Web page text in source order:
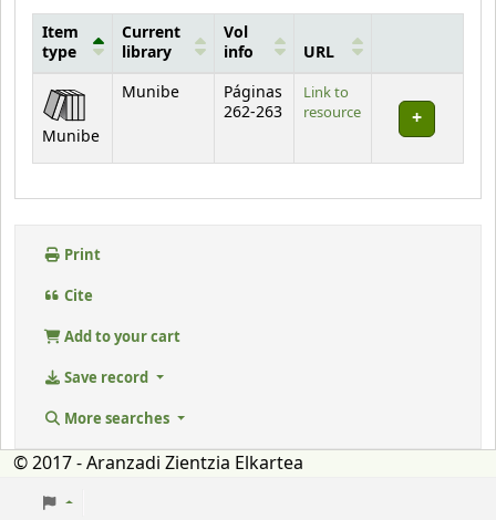
Holdings
Item
type
Current
library
Vol
info
URL
Munibe
Munibe
Páginas
262-263
Link to
resource
Print
Cite
Add to your cart
Save record
More searches
© 2017 - Aranzadi Zientzia Elkartea